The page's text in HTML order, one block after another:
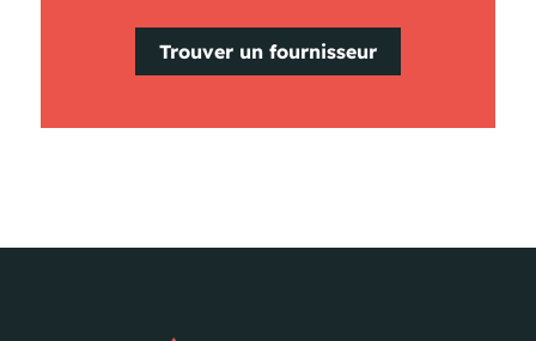
Trouver un fournisseur